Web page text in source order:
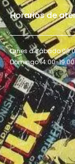
Horarios de
Lunes a Sábado
Domingo 14:00-